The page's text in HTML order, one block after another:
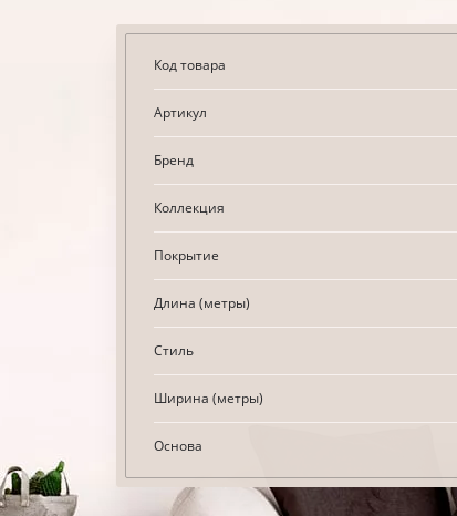
Код товара
Артикул
Бренд
Коллекция
Покрытие
Длина (метры)
Стиль
Ширина (метры)
Основа